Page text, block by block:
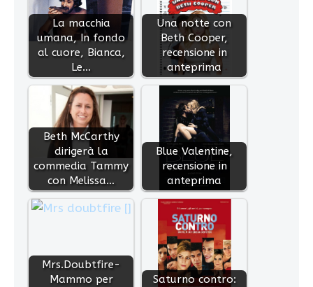
La macchia
umana, In fondo
al cuore, Bianca,
Le…
Una notte con
Beth Cooper,
recensione in
anteprima
Beth McCarthy
dirigerà la
commedia Tammy
con Melissa…
Blue Valentine,
recensione in
anteprima
Mrs.Doubtfire-
Mammo per
Saturno contro: